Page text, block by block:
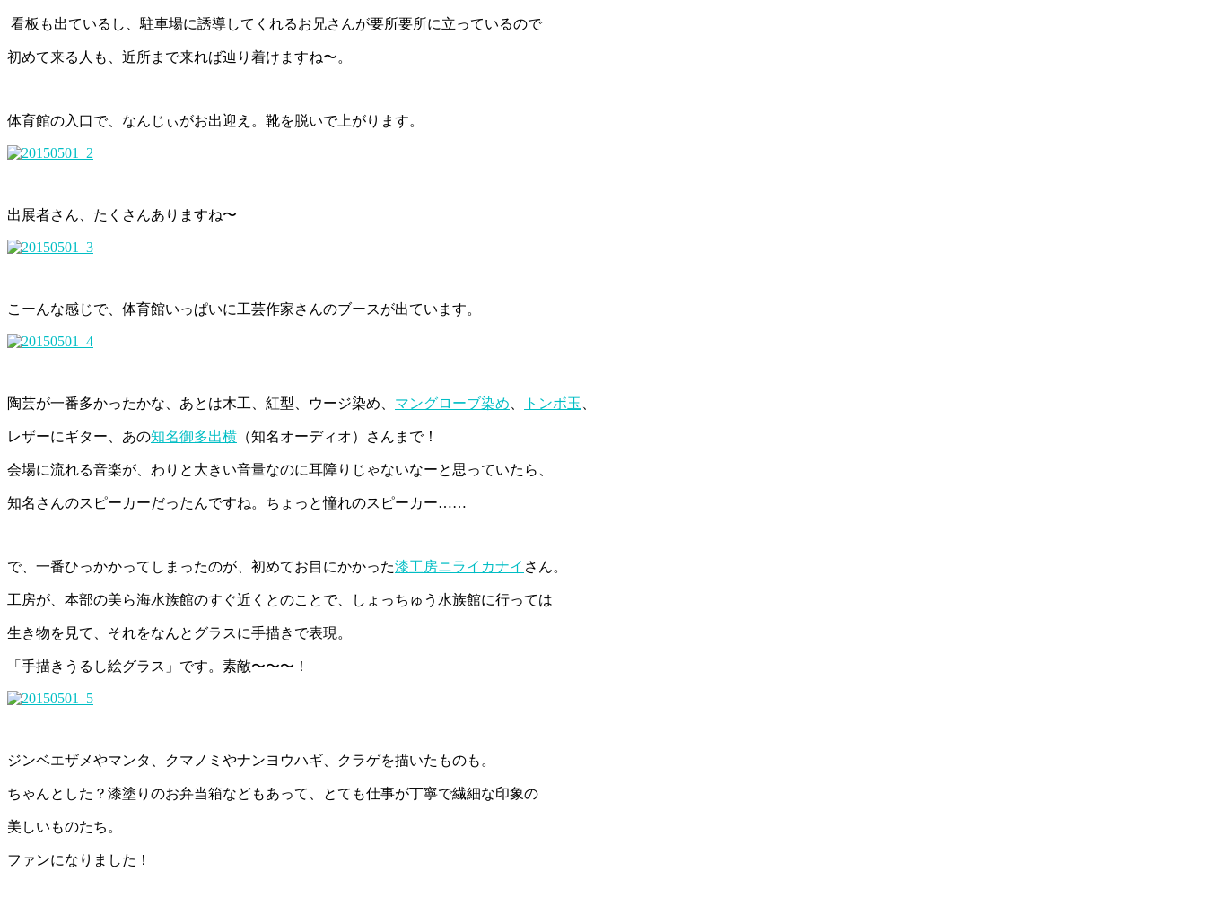
看板も出ているし、駐車場に誘導してくれるお兄さんが要所要所に立っているので
初めて来る人も、近所まで来れば辿り着けますね〜。
体育館の入口で、なんじぃがお出迎え。靴を脱いで上がります。
出展者さん、たくさんありますね〜
こーんな感じで、体育館いっぱいに工芸作家さんのブースが出ています。
陶芸が一番多かったかな、あとは木工、紅型、ウージ染め、 マングローブ染め トンボ玉
レザーにギター、あの知名御多出横 （知名オーディオ）さんまで！
会場に流れる音楽が、わりと大きい音量なのに耳障りじゃないなーと思っていたら、
知名さんのスピーカーだったんですね。ちょっと憧れのスピーカー……
で、一番ひっかかってしまったのが、初めてお目にかかった漆工房ニライカナイ さん。
工房が、本部の美ら海水族館のすぐ近くとのことで、しょっちゅう水族館に行っては
生き物を見て、それをなんとグラスに手描きで表現。
「手描きうるし絵グラス」です。素敵〜〜〜！
ジンベエザメやマンタ、クマノミやナンヨウハギ、クラゲを描いたものも。
ちゃんとした？漆塗りのお弁当箱などもあって、とても仕事が丁寧で繊細な印象の
美しいものたち。
ファンになりました！